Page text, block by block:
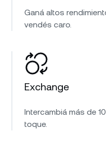
Ganá altos
vendés caro.
Exchange
Intercambiá más de
toque.